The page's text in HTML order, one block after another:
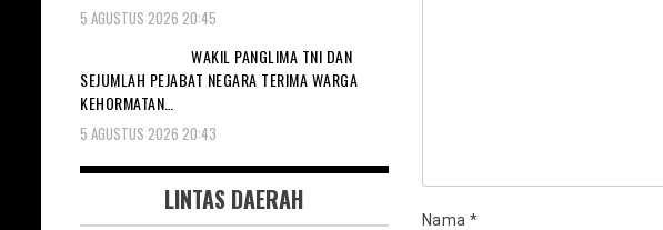
Nama *
5 AGUSTUS 2026 20:45
WAKIL PANGLIMA TNI DAN
SEJUMLAH PEJABAT NEGARA TERIMA WARGA
KEHORMATAN…
5 AGUSTUS 2026 20:43
LINTAS DAERAH